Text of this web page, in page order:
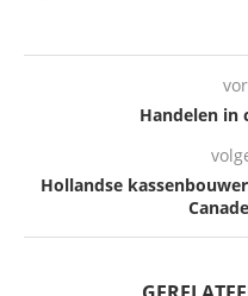
Handelen in
Hollandse